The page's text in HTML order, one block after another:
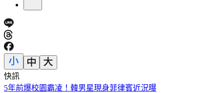
快訊
白海豚海警範圍擴大！全台炸「紫爆致災雨」這2天下最猛